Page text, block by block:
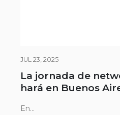
JUL 23, 2025
La jornada de
hará en Buenos
En...